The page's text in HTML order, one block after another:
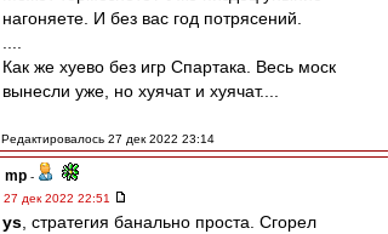
нагоняете. И без вас год потрясений.
Как же хуево без игр Спартака. Весь моск
вынесли уже, но хуячат и хуячат....
Редактировалось 27 дек 2022 23:14
mp -
27 дек 2022 22:51
ys , стратегия банально проста. Сгорел